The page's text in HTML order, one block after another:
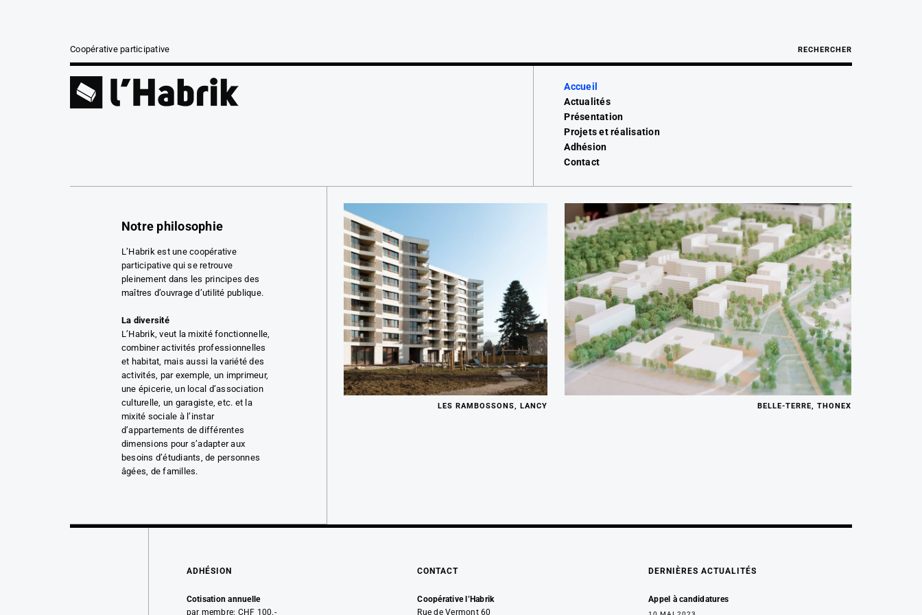
Coopérative participative RECHERCHER
Accueil
Actualités
Présentation
Projets et réalisation
Adhésion
Contact
Notre philosophie
L’Habrik est une coopérative
participative qui se retrouve
pleinement dans les principes des
maîtres d’ouvrage d’utilité publique.
La diversité
L’Habrik, veut la mixité fonctionnelle,
combiner activités professionnelles
et habitat, mais aussi la variété des
activités, par exemple, un imprimeur,
une épicerie, un local d’association
culturelle, un garagiste, etc. et la
mixité sociale à l’instar
d’appartements de différentes
dimensions pour s’adapter aux
besoins d’étudiants, de personnes
âgées, de familles.
LES RAMBOSSONS, LANCY BELLE-TERRE, THONEX
ADHÉSION
Cotisation annuelle
par membre: CHF 100.-
CONTACT
Coopérative l’Habrik
Rue de Vermont 60
DERNIÈRES ACTUALITÉS
Appel à candidatures